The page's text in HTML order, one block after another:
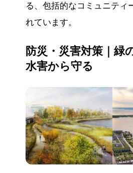
る、包括的なコミュニティ
れています。
防災・災害対策｜緑
水害から守る